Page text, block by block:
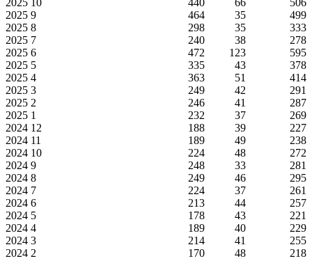
2025 10 440 66
506
2025 9 464 35
499
2025 8 298 35
333
2025 7 240 38
278
2025 6 472 123
595
2025 5 335 43
378
2025 4 363 51
414
2025 3 249 42
291
2025 2 246 41
287
2025 1 232 37
269
2024 12 188 39
227
2024 11 189 49
238
2024 10 224 48
272
2024 9 248 33
281
2024 8 249 46
295
2024 7 224 37
261
2024 6 213 44
257
2024 5 178 43
221
2024 4 189 40
229
2024 3 214 41
255
2024 2 170 48
218